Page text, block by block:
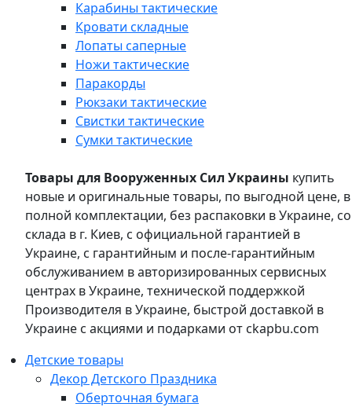
Карабины тактические
Кровати складные
Лопаты саперные
Ножи тактические
Паракорды
Рюкзаки тактические
Свистки тактические
Сумки тактические
Товары для Вооруженных Сил Украины купить
новые и оригинальные товары, по выгодной цене, в
полной комплектации, без распаковки в Украине, со
склада в г. Киев, с официальной гарантией в
Украине, с гарантийным и после-гарантийным
обслуживанием в авторизированных сервисных
центрах в Украине, технической поддержкой
Производителя в Украине, быстрой доставкой в
Украине с акциями и подарками от ckapbu.com
Детские товары
Декор Детского Праздника
Оберточная бумага